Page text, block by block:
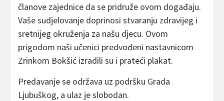
članove zajednice da se pridruže ovom događaju.
Vaše sudjelovanje doprinosi stvaranju zdravijeg i
sretnijeg okruženja za našu djecu. Ovom
prigodom naši učenici predvođeni nastavnicom
Zrinkom Bokšić izradili su i prateći plakat.
Predavanje se održava uz podršku Grada
Ljubuškog, a ulaz je slobodan.